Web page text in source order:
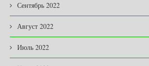
Сентябрь 2022
Август 2022
Июль 2022